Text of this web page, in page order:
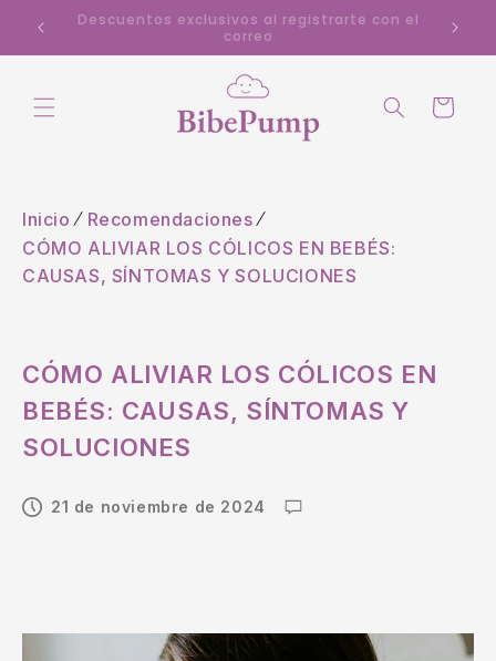
directamenteDescuentos exclusivos al registrarte con el
correo
Carrito
Inicio
Recomendaciones
CÓMO ALIVIAR LOS CÓLICOS EN BEBÉS:
CAUSAS, SÍNTOMAS Y SOLUCIONES
CÓMO ALIVIAR LOS CÓLICOS EN
BEBÉS: CAUSAS, SÍNTOMAS Y
SOLUCIONES
21 de noviembre de 2024